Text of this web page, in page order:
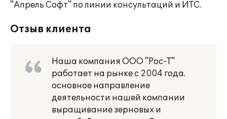
"Апрель Софт" по линии консультаций и ИТС.
Отзыв клиента
Наша компания ООО "Рос-Т"
работает на рынке с 2004 года.
основное направление
деятельности нашей компании
выращивание зерновых и